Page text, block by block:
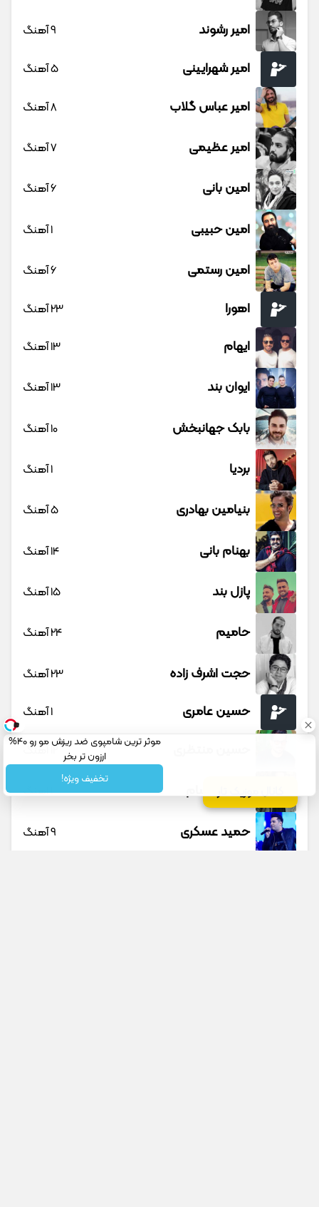
کانال موزیک تار
امیر رشوند 9 آهنگ
امیر شهرایینی 5 آهنگ
امیر عباس گلاب 8 آهنگ
امیر عظیمی 7 آهنگ
امین بانی 6 آهنگ
امین حبیبی 1 آهنگ
امین رستمی 6 آهنگ
اهورا 23 آهنگ
ایهام 13 آهنگ
ایوان بند 13 آهنگ
بابک جهانبخش 10 آهنگ
بردیا 1 آهنگ
بنیامین بهادری 5 آهنگ
بهنام بانی 14 آهنگ
پازل بند 15 آهنگ
حامیم 24 آهنگ
حجت اشرف زاده 23 آهنگ
حسین عامری 1 آهنگ
12 آهنگ
حمید حسام 1 آهنگ
حمید عسکری 9 آهنگ
موثر ترین شامپوی ضد ریزش مو رو 40%
ارزون تر بخر
تخفیف ویژه!